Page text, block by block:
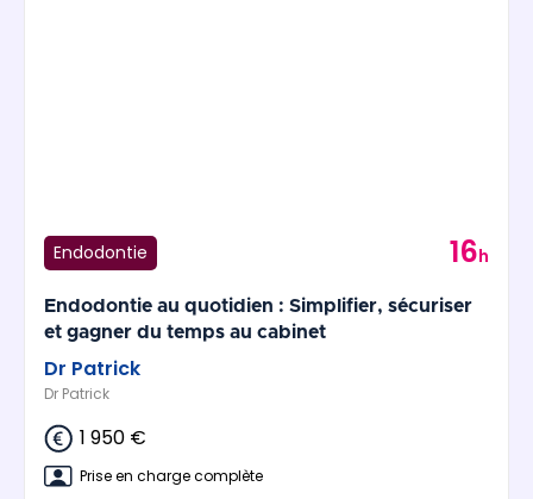
Endodontie 16h
Endodontie au quotidien : Simplifier, sécuriser
et gagner du temps au cabinet
Dr Patrick
Dr Patrick
1 950 €
Prise en charge complète